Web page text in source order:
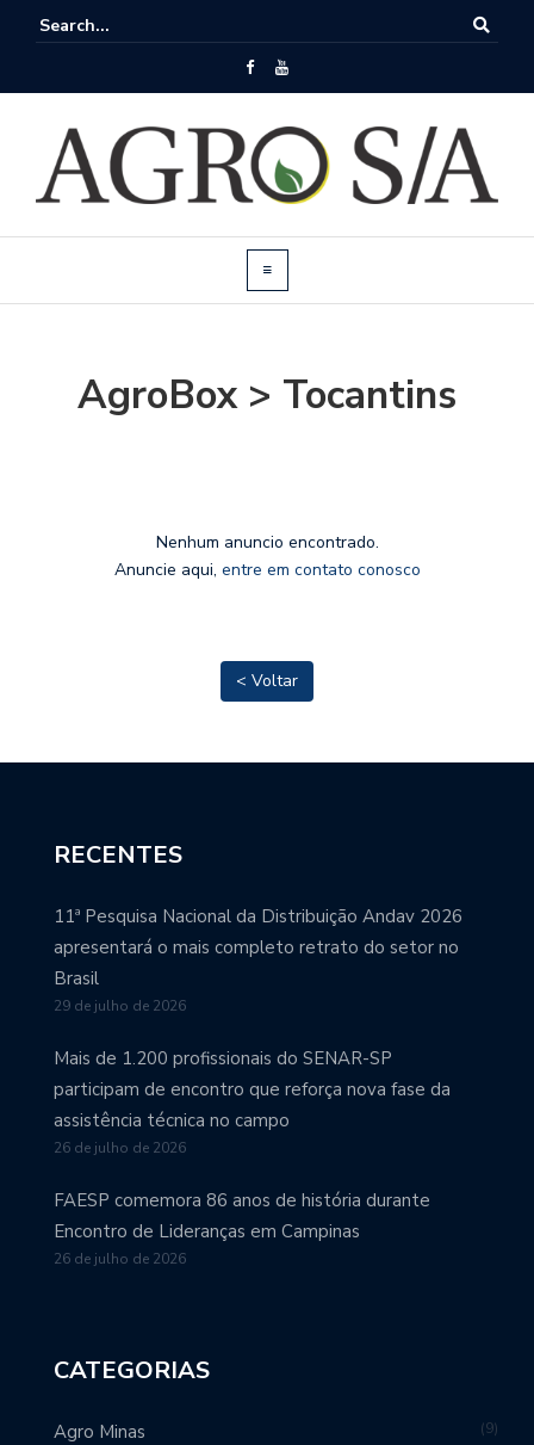
AgroBox > Tocantins
Nenhum anuncio encontrado.
Anuncie aqui, entre em contato conosco
< Voltar
RECENTES
11ª Pesquisa Nacional da Distribuição Andav 2026
apresentará o mais completo retrato do setor no
Brasil
29 de julho de 2026
Mais de 1.200 profissionais do SENAR-SP
participam de encontro que reforça nova fase da
assistência técnica no campo
26 de julho de 2026
FAESP comemora 86 anos de história durante
Encontro de Lideranças em Campinas
26 de julho de 2026
CATEGORIAS
Agro Minas 9